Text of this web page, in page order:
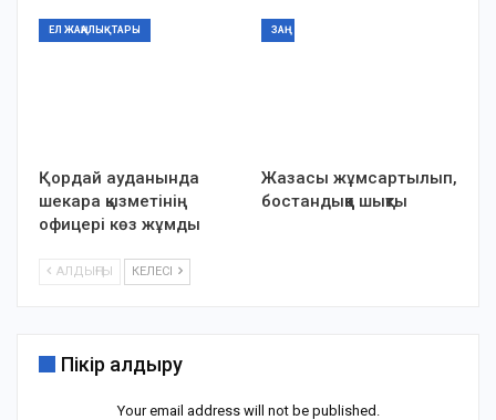
ЕЛ ЖАҢАЛЫҚТАРЫ
Қордай ауданында
шекара қызметінің
офицері көз жұмды
ЗАҢ
Жазасы жұмсартылып,
бостандыққа шықты
АЛДЫҢҒЫ КЕЛЕСІ
Пікір қалдыру
Your email address will not be published.